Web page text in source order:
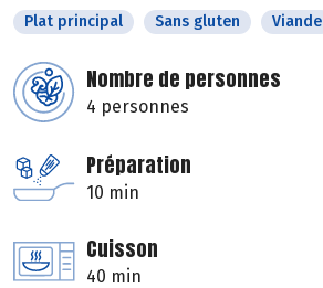
Plat principal Sans gluten Viande
Nombre de personnes
4 personnes
Préparation
10 min
Cuisson
40 min